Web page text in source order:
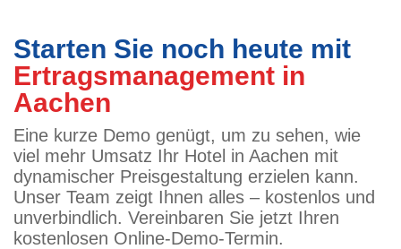
Starten Sie noch heute mit
Ertragsmanagement in
Aachen
Eine kurze Demo genügt, um zu sehen, wie
viel mehr Umsatz Ihr Hotel in Aachen mit
dynamischer Preisgestaltung erzielen kann.
Unser Team zeigt Ihnen alles – kostenlos und
unverbindlich. Vereinbaren Sie jetzt Ihren
kostenlosen Online-Demo-Termin.